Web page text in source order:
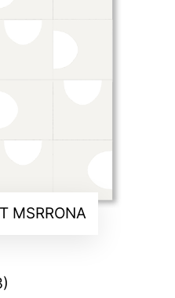
MSRRONA